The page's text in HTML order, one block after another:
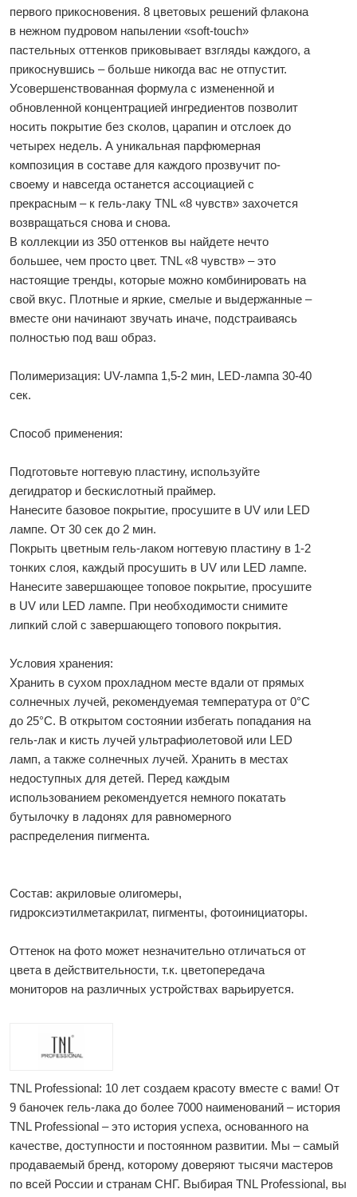
первого прикосновения. 8 цветовых решений флакона
в нежном пудровом напылении «soft-touch»
пастельных оттенков приковывает взгляды каждого, а
прикоснувшись – больше никогда вас не отпустит.
Усовершенствованная формула с измененной и
обновленной концентрацией ингредиентов позволит
носить покрытие без сколов, царапин и отслоек до
четырех недель. А уникальная парфюмерная
композиция в составе для каждого прозвучит по-
своему и навсегда останется ассоциацией с
прекрасным – к гель-лаку TNL «8 чувств» захочется
возвращаться снова и снова.
В коллекции из 350 оттенков вы найдете нечто
большее, чем просто цвет. TNL «8 чувств» – это
настоящие тренды, которые можно комбинировать на
свой вкус. Плотные и яркие, смелые и выдержанные –
вместе они начинают звучать иначе, подстраиваясь
полностью под ваш образ.
Полимеризация: UV-лампа 1,5-2 мин, LED-лампа 30-40
сек.
Способ применения:
Подготовьте ногтевую пластину, используйте
дегидратор и бескислотный праймер.
Нанесите базовое покрытие, просушите в UV или LED
лампе. От 30 сек до 2 мин.
Покрыть цветным гель-лаком ногтевую пластину в 1-2
тонких слоя, каждый просушить в UV или LED лампе.
Нанесите завершающее топовое покрытие, просушите
в UV или LED лампе. При необходимости снимите
липкий слой с завершающего топового покрытия.
Условия хранения:
Хранить в сухом прохладном месте вдали от прямых
солнечных лучей, рекомендуемая температура от 0°С
до 25°С. В открытом состоянии избегать попадания на
гель-лак и кисть лучей ультрафиолетовой или LED
ламп, а также солнечных лучей. Хранить в местах
недоступных для детей. Перед каждым
использованием рекомендуется немного покатать
бутылочку в ладонях для равномерного
распределения пигмента.
Состав: акриловые олигомеры,
гидроксиэтилметакрилат, пигменты, фотоинициаторы.
Оттенок на фото может незначительно отличаться от
цвета в действительности, т.к. цветопередача
мониторов на различных устройствах варьируется.
TNL Professional: 10 лет создаем красоту вместе с вами! От
9 баночек гель-лака до более 7000 наименований – история
TNL Professional – это история успеха, основанного на
качестве, доступности и постоянном развитии. Мы – самый
продаваемый бренд, которому доверяют тысячи мастеров
по всей России и странам СНГ. Выбирая TNL Professional, вы